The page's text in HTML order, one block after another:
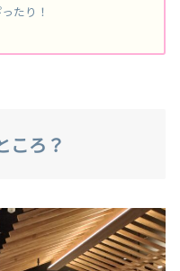
たり！
ころ？